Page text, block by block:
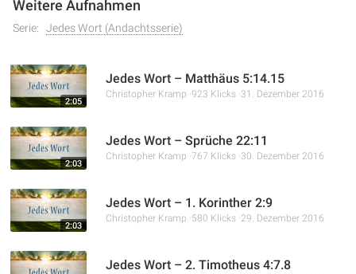
Weitere Aufnahmen
Serie: Jedes Wort (Andachtsserie)
2:05
Jedes Wort – Matthäus 5:14.15
Christopher Kramp 923 Klicks 31. Dezember 2016
2:03
Jedes Wort – Sprüche 22:11
Christopher Kramp 767 Klicks 30. Dezember 2016
2:03
Jedes Wort – 1. Korinther 2:9
Christopher Kramp 580 Klicks 29. Dezember 2016
Jedes Wort – 2. Timotheus 4:7.8